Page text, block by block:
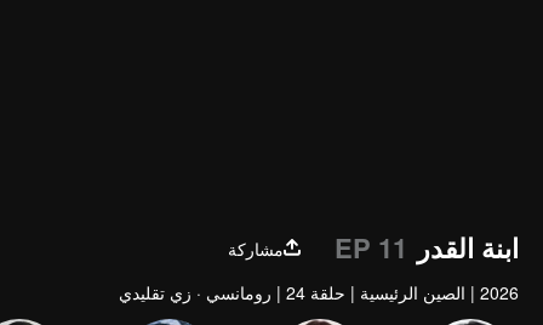
ابنة القدر EP 11
مشاركة
2026
| الصين الرئيسية | حلقة 24 | رومانسي · زي تقليدي